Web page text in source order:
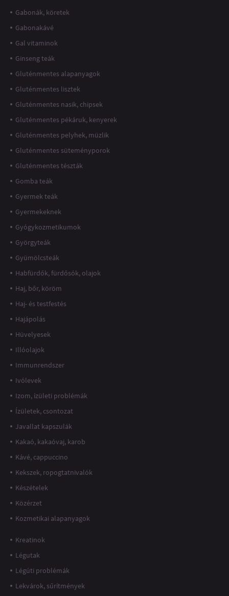
Gabonák, köretek
Gabonakávé
Gal vitaminok
Ginseng teák
Gluténmentes alapanyagok
Gluténmentes lisztek
Gluténmentes nasik, chipsek
Gluténmentes pékáruk, kenyerek
Gluténmentes pelyhek, müzlik
Gluténmentes süteményporok
Gluténmentes tészták
Gomba teák
Gyermek teák
Gyermekeknek
Gyógykozmetikumok
Györgyteák
Gyümölcsteák
Habfürdők, fürdősók, olajok
Haj, bőr, köröm
Haj- és testfestés
Hajápolás
Hüvelyesek
Illóolajok
Immunrendszer
Ivólevek
Izom, ízületi problémák
Ízületek, csontozat
Javallat kapszulák
Kakaó, kakaóvaj, karob
Kávé, cappuccino
Kekszek, ropogtatnivalók
Készételek
Közérzet
Kozmetikai alapanyagok
Kreatinok
Légutak
Légúti problémák
Lekvárok, sűrítmények